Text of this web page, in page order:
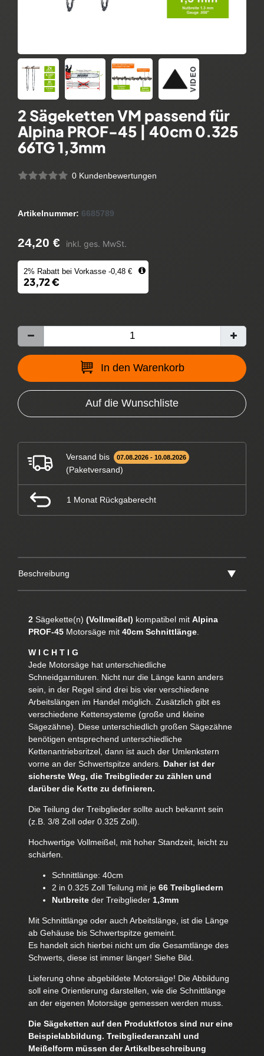
VIDEO
2 Sägeketten VM passend für
Alpina PROF-45 | 40cm 0.325
66TG 1,3mm
0 Kundenbewertungen
Artikelnummer: 6685789
24,20 € inkl. ges. MwSt.
2% Rabatt bei Vorkasse -0,48 €
23,72 €
In den Warenkorb
Auf die Wunschliste
Versand bis 07.08.2026 - 10.08.2026
(Paketversand)
1 Monat Rückgaberecht
Beschreibung
2Sägekette(n) (Vollmeißel) kompatibel mit Alpina
PROF-45Motorsäge mit 40cm Schnittlänge.
W I C H T I G
Jede Motorsäge hat unterschiedliche
Schneidgarnituren. Nicht nur die Länge kann anders
sein, in der Regel sind drei bis vier verschiedene
Arbeitslängen im Handel möglich. Zusätzlich gibt es
verschiedene Kettensysteme (große und kleine
Sägezähne). Diese unterschiedlich großen Sägezähne
benötigen entsprechend unterschiedliche
Kettenantriebsritzel, dann ist auch der Umlenkstern
vorne an der Schwertspitze anders. Daher ist der
sicherste Weg, die Treibglieder zu zählen und
darüber die Kette zu definieren.
Die Teilung der Treibglieder sollte auch bekannt sein
(z.B. 3/8 Zoll oder 0.325 Zoll).
Hochwertige Vollmeißel, mit hoher Standzeit, leicht zu
schärfen.
Schnittlänge: 40cm
2 in 0.325 Zoll Teilung mit je 66 Treibgliedern
Nutbreiteder Treibglieder 1,3mm
Mit Schnittlänge oder auch Arbeitslänge, ist die Länge
ab Gehäuse bis Schwertspitze gemeint.
Es handelt sich hierbei nicht um die Gesamtlänge des
Schwerts, diese ist immer länger! Siehe Bild.
Lieferung ohne abgebildete Motorsäge! Die Abbildung
soll eine Orientierung darstellen, wie die Schnittlänge
an der eigenen Motorsäge gemessen werden muss.
Die Sägeketten auf den Produktfotos sind nur eine
Beispielabbildung. Treibgliederanzahl und
Meißelform müssen der Artikelbeschreibung